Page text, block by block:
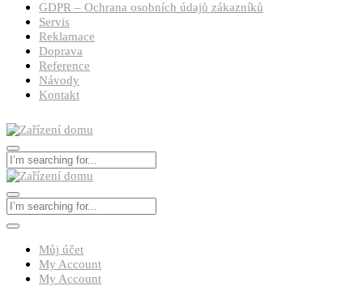
GDPR – Ochrana osobních údajů zákazníků
Servis
Reklamace
Doprava
Reference
Návody
Kontakt
Můj účet
My Account
My Account